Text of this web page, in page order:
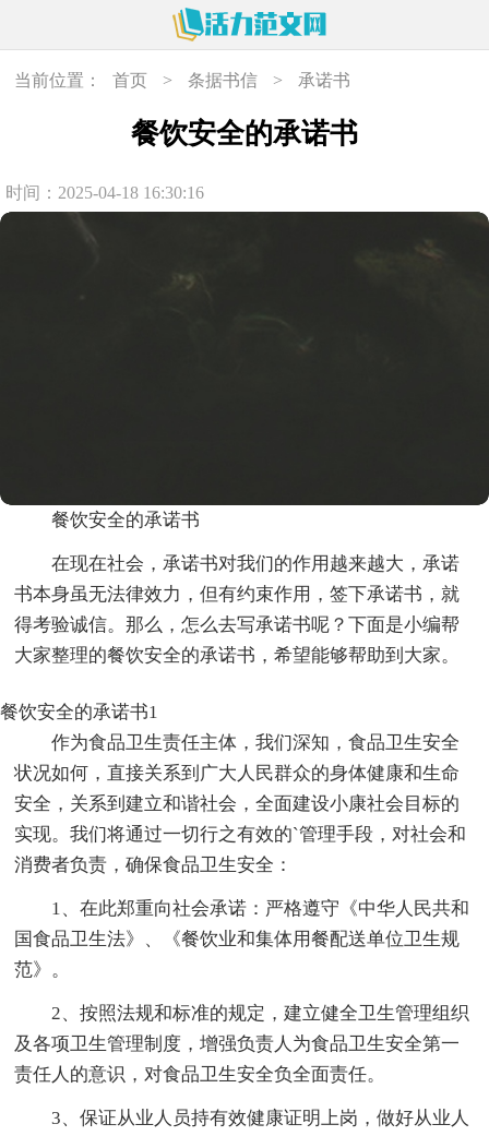
当前位置： 首页 > 条据书信 > 承诺书
餐饮安全的承诺书
时间：2025-04-18 16:30:16
餐饮安全的承诺书
在现在社会，承诺书对我们的作用越来越大，承诺
书本身虽无法律效力，但有约束作用，签下承诺书，就
得考验诚信。那么，怎么去写承诺书呢？下面是小编帮
大家整理的餐饮安全的承诺书，希望能够帮助到大家。
餐饮安全的承诺书1
作为食品卫生责任主体，我们深知，食品卫生安全
状况如何，直接关系到广大人民群众的身体健康和生命
安全，关系到建立和谐社会，全面建设小康社会目标的
实现。我们将通过一切行之有效的`管理手段，对社会和
消费者负责，确保食品卫生安全：
1、在此郑重向社会承诺：严格遵守《中华人民共和
国食品卫生法》、《餐饮业和集体用餐配送单位卫生规
范》。
2、按照法规和标准的规定，建立健全卫生管理组织
及各项卫生管理制度，增强负责人为食品卫生安全第一
责任人的意识，对食品卫生安全负全面责任。
3、保证从业人员持有效健康证明上岗，做好从业人